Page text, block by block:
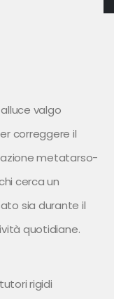
valgo
correggere il
metatarso-
cerca un
sia durante il
quotidiane.
rigidi